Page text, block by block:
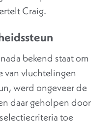
Craig.
bekend staat om
van vluchtelingen
werd ongeveer de
daar geholpen door
toe